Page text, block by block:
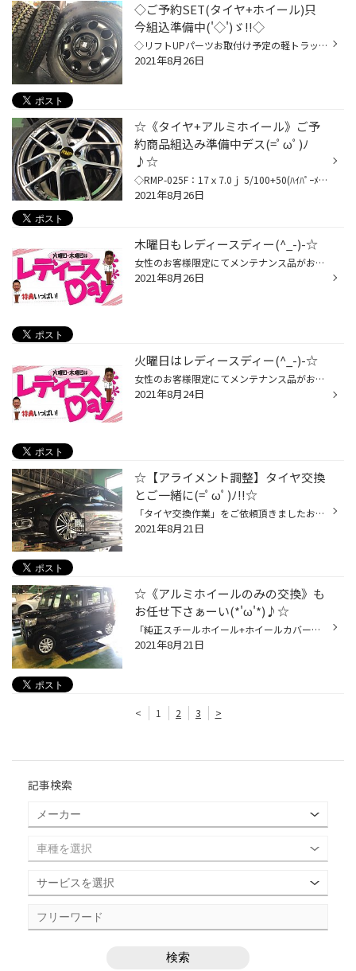
◇ご予約SET(タイヤ+ホイール)只
今組込準備中('◇')ゞ!!◇
◇リフトUPパーツお取付け予定の軽トラックに装着する《タイヤ+ホイール》 のお取付け準備を進めさせて頂いておりまぁーす(=ﾟωﾟ)ﾉ(=ﾟωﾟ)ﾉ(=ﾟωﾟ)ﾉ せっかく車高上げるんなら「ゴツゴツしたパターンの方がカッコイイよね!」 という事でタイヤは「RD-604V：145R13 6PR」をチョイス('ω')ノ☆彡 ◇あぁ～取...
2021年8月26日
☆《タイヤ+アルミホイール》ご予
約商品組込み準備中デス(=ﾟωﾟ)ﾉ
♪☆
◇RMP-025F：17ｘ7.0ｊ 5/100+50(ﾊｲﾊﾟｰﾒﾀﾙｺｰﾄ/ﾌﾞﾗｼｭﾄﾞﾌｨﾆｯｼｭ) ◇DAYTON-DT30：215/45R17 ※上記SETにてご準備させて頂いておりまぁーす('◇')ゞ('◇')ゞ('◇')ゞ 《スッキリとした形状＆カラー(ﾌﾞﾗｼｭﾄﾞﾌｨﾆｯｼｭ)》があまり他のホイールと 被らないので、個人的にはかなりお勧めなホイールですねぇ(*'ω'*)♪♪♪
2021年8月26日
木曜日もレディースディー(^_-)-☆
女性のお客様限定にてメンテナンス品がお安くなります！！ 【※メンテナンス品とは⇒オイル・バッテリー・ワイパーなどの事です(=ﾟωﾟ)ﾉ】 男性のお客様も女性同伴ならOK！！ そして レディースデイ限定企画として、 商品をご購入いただいた女性のお客様に粗品をプレゼント！！ 普段、お車のメンテナン...
2021年8月26日
火曜日はレディースディー(^_-)-☆
女性のお客様限定にてメンテナンス品がお安くなります！！ 【※メンテナンス品とは⇒オイル・バッテリー・ワイパーなどの事です(=ﾟωﾟ)ﾉ】 男性のお客様も女性同伴ならOK！！ そして レディースデイ限定企画として、 商品をご購入いただいた女性のお客様に粗品をプレゼント！！ 普段、お車のメンテナン...
2021年8月24日
☆【アライメント調整】タイヤ交換
とご一緒に(=ﾟωﾟ)ﾉ!!☆
「タイヤ交換作業」をご依頼頂きましたお客様の【HONDA：オデッセイ(=ﾟωﾟ)ﾉ】 タイヤ交換時に偏ったタイヤの減り方があった為、タイヤ交換とご一緒に 《アライメント調整作業》を行わせて頂きました('◇')ゞ('◇')ゞ('◇')ゞ('◇')ゞ ◇実際にテスター機材にて「状態の確認/測定」を行ってみると・・|дﾟ)...
2021年8月21日
☆《アルミホイールのみの交換》も
お任せ下さぁーい(*'ω'*)♪☆
「純正スチールホイール+ホイールカバー」の状態から、 お洒落な色合いのアルミホイールへ交換をさせて頂きましたぁ(=ﾟωﾟ)ﾉ♪ ◇タイヤ本体は「ゴムの状態も良く・溝もシッカリと残っていた」ので 《再使用》にて作業を進めさせて頂いておりまぁーす('◇')ゞ('◇')ゞ('◇')ゞ ◇「お取付完了」しましたぁ(...
2021年8月21日
< 1 2 3 >
記事検索